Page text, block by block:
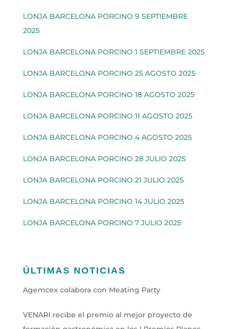
LONJA BARCELONA PORCINO 9 SEPTIEMBRE
2025
LONJA BARCELONA PORCINO 1 SEPTIEMBRE 2025
LONJA BARCELONA PORCINO 25 AGOSTO 2025
LONJA BARCELONA PORCINO 18 AGOSTO 2025
LONJA BARCELONA PORCINO 11 AGOSTO 2025
LONJA BARCELONA PORCINO 4 AGOSTO 2025
LONJA BARCELONA PORCINO 28 JULIO 2025
LONJA BARCELONA PORCINO 21 JULIO 2025
LONJA BARCELONA PORCINO 14 JULIO 2025
LONJA BARCELONA PORCINO 7 JULIO 2025
ÚLTIMAS NOTICIAS
Agemcex colabora con Meating Party
VENARI recibe el premio al mejor proyecto de